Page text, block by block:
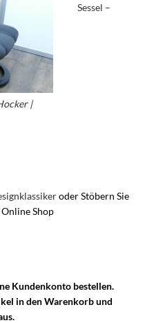
|
Sessel –
oder Stöbern Sie
Shop
Kundenkonto bestellen.
in den Warenkorb und